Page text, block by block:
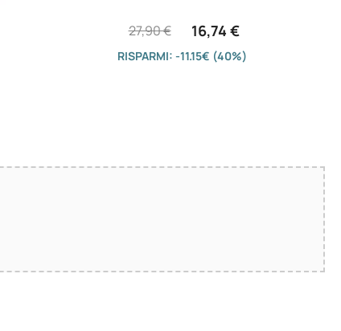
16,74 €
27,90 €
RISPARMI: -11.15€ (40%)